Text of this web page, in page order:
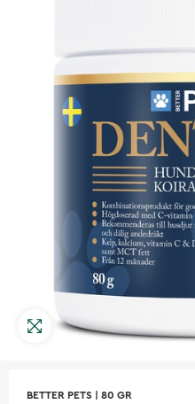
BETTER PETS 80 GR